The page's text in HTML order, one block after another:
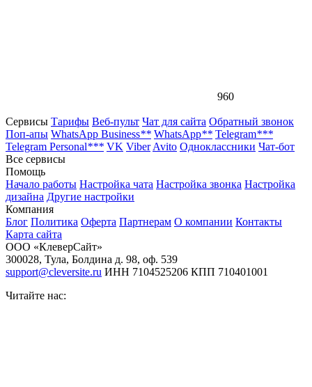
960
Сервисы Тарифы Веб-пульт Чат для сайта Обратный звонок
Поп-апы WhatsApp Business** WhatsApp** Telegram***
Telegram Personal*** VK Viber Avito Одноклассники Чат-бот
Все сервисы
Помощь
Начало работы Настройка чата Настройка звонка Настройка
дизайна Другие настройки
Компания
Блог Политика Оферта Партнерам О компании Контакты
Карта сайта
ООО «КлеверСайт»
300028, Тула, Болдина д. 98, оф. 539
support@cleversite.ru ИНН 7104525206 КПП 710401001
Читайте нас: